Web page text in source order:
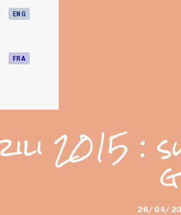
ENG
FRA
2015 :
26/04/